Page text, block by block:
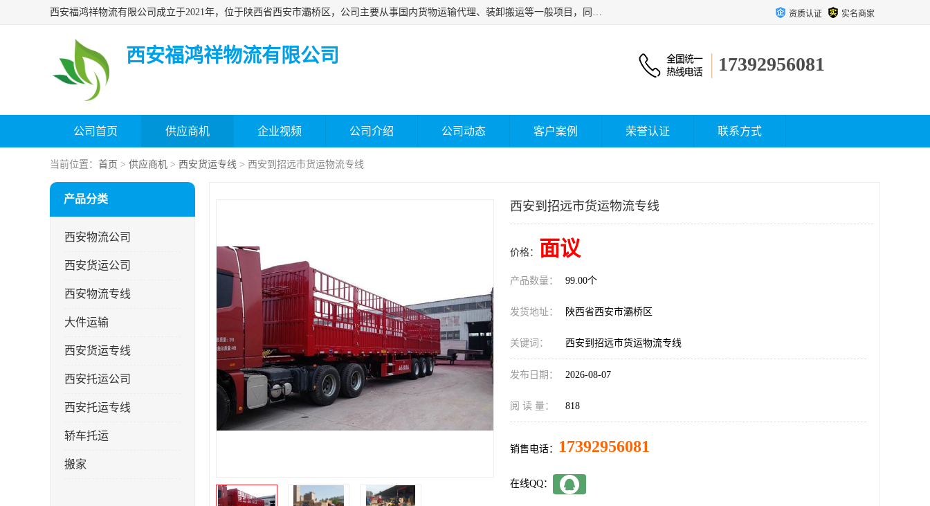
西安福鸿祥物流有限公司成立于2021年，位于陕西省西安市灞桥区，公司主要从事国内货物运输代理、装卸搬运等一般项目，同时具备道路货物运输（不含危险货物）的许可资质。凭借专业的物流服务和*的运输能力，公司致力于为客户提供安全、可靠的物流解决方案，满足多样化的运输需求，助力企业*运营。 资质认证 实名商家
西安福鸿祥物流有限公司 17392956081
公司首页 供应商机 企业视频 公司介绍 公司动态 客户案例 荣誉认证 联系方式
当前位置： 首页 > 供应商机 > 西安货运专线 > 西安到招远市货运物流专线
产品分类
西安物流公司
西安货运公司
西安物流专线
大件运输
西安货运专线
西安托运公司
西安托运专线
轿车托运
搬家
西安到招远市货运物流专线
价格： 面议
产品数量： 99.00个
发货地址： 陕西省西安市灞桥区
关键词： 西安到招远市货运物流专线
发布日期： 2026-08-07
阅 读 量： 818
销售电话： 17392956081
在线QQ：